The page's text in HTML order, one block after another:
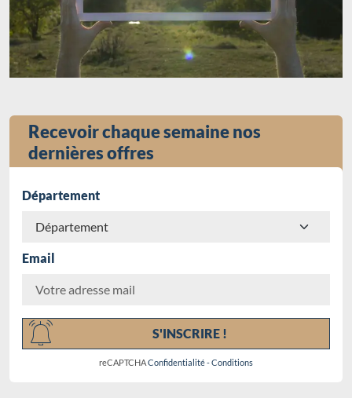
Recevoir chaque semaine nos
dernières offres
Département
Email
S'INSCRIRE !
reCAPTCHAConfidentialité-Conditions